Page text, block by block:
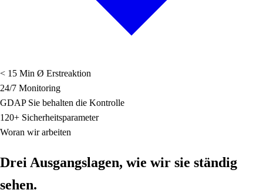
< 15 Min Ø Erstreaktion
24/7 Monitoring
GDAPSie behalten die Kontrolle
120+ Sicherheitsparameter
Woran wir arbeiten
Drei Ausgangslagen, wie wir sie ständig
sehen.